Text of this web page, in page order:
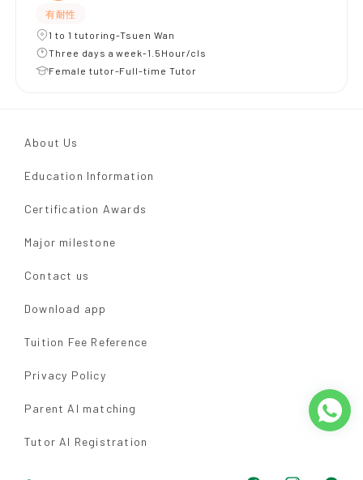
有耐性
1 to 1 tutoring-Tsuen Wan
Three days a week-1.5Hour/cls
Female tutor-Full-time Tutor
About Us
Education Information
Certification Awards
Major milestone
Contact us
Download app
Tuition Fee Reference
Privacy Policy
Parent AI matching
Tutor AI Registration